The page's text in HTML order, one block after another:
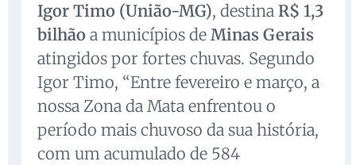
Igor Timo (União-MG), destina R$ 1,3
bilhão a municípios de Minas Gerais
atingidos por fortes chuvas. Segundo
Igor Timo, “Entre fevereiro e março, a
nossa Zona da Mata enfrentou o
período mais chuvoso da sua história,
com um acumulado de 584